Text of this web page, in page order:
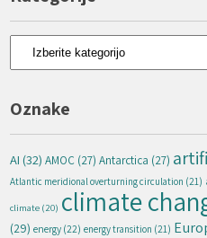
Kategorije
Oznake
AI (32) AMOC (27) Antarctica (27)
Atlantic meridional overturning circulation (21)
climate (20) climate
(29) energy (22) energy transition (21)